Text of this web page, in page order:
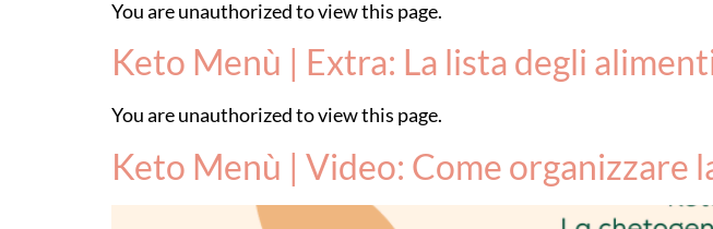
You are unauthorized to view this page.
Keto Menù | Extra: La lista degli
You are unauthorized to view this page.
Keto Menù | Video: Come organizzare